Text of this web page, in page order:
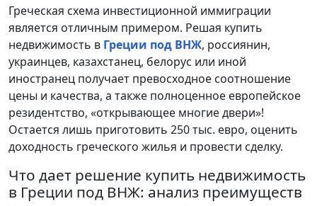
Греческая схема инвестиционной иммиграции
является отличным примером. Решая купить
недвижимость в Греции под ВНЖ, россиянин,
украинцев, казахстанец, белорус или иной
иностранец получает превосходное соотношение
цены и качества, а также полноценное европейское
резидентство, «открывающее многие двери»!
Остается лишь приготовить 250 тыс. евро, оценить
доходность греческого жилья и провести сделку.
Что дает решение купить недвижимость
в Греции под ВНЖ: анализ преимуществ